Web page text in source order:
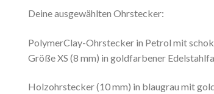
Deine ausgewählten Ohrstecker:
PolymerClay-Ohrstecker in Petrol mit
Größe XS (8 mm) in goldfarbener
Holzohrstecker (10 mm) in blaugrau mit